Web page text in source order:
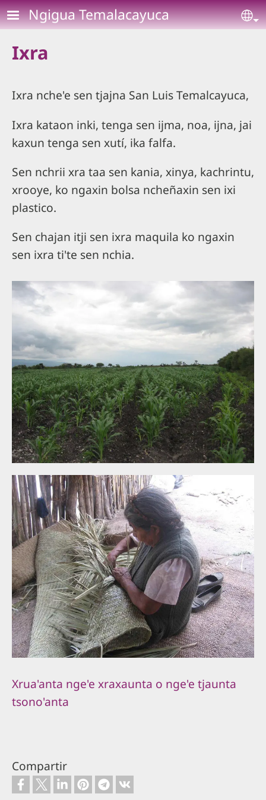
Pasar al contenido principal
Ngigua Temalacayuca
Ixra
Ixra nche'e sen tjajna San Luis Temalcayuca,
Ixra kataon inki, tenga sen ijma, noa, ijna, jai
kaxun tenga sen xutí, ika falfa.
Sen nchrii xra taa sen kania, xinya, kachrintu,
xrooye, ko ngaxin bolsa ncheñaxin sen ixi
plastico.
Sen chajan itji sen ixra maquila ko ngaxin
sen ixra ti'te sen nchia.
Xrua'anta nge'e xraxaunta o nge'e tjaunta
tsono'anta
Compartir